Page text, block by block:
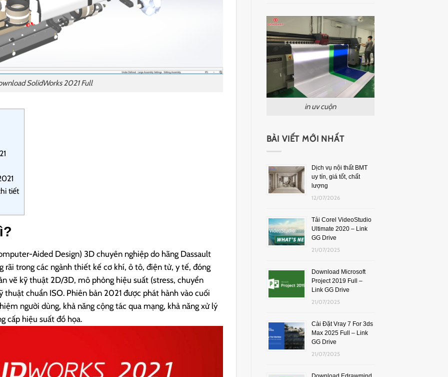
SolidWorks 2021 Full
tiết
Aided Design) 3D chuyên nghiệp do hãng Dassault
rãi trong các ngành thiết kế cơ khí, ô tô, điện tử, y tế, đóng
vẽ kỹ thuật 2D/3D, mô phỏng hiệu suất (stress, chuyển
thuật chuẩn ISO. Phiên bản 2021 được phát hành vào cuối
người dùng, khả năng cộng tác qua mạng, khả năng xử lý
cấp hiệu suất đồ họa.
in uv cuộn
BÀI VIẾT MỚI NHẤT
Dịch vụ nội thất BMT
uy tín, giá tốt, chất
lượng
12/07/2026
Tải Corel VideoStudio
Ultimate 2020 – Link
GG Drive
21/07/2025
Download Microsoft
Project 2019 Full –
Link GG Drive
21/07/2025
Cài Đặt Vray 7 For 3ds
Max 2025 Full – Link
GG Drive
21/07/2025